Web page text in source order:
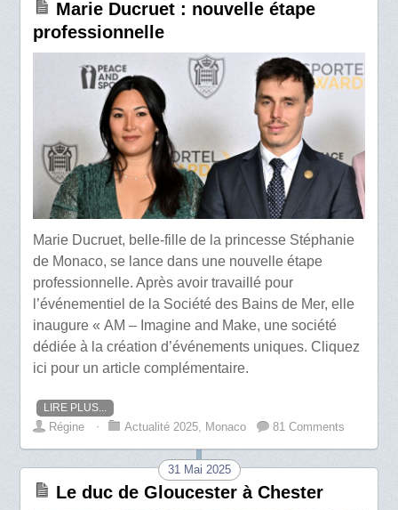
Marie Ducruet : nouvelle étape
professionnelle
Marie Ducruet, belle-fille de la princesse Stéphanie
de Monaco, se lance dans une nouvelle étape
professionnelle. Après avoir travaillé pour
l’événementiel de la Société des Bains de Mer, elle
inaugure « AM – Imagine and Make, une société
dédiée à la création d’événements uniques. Cliquez
ici pour un article complémentaire.
LIRE PLUS...
Régine ⋅ Actualité 2025 Monaco 81 Comments
31 Mai 2025
Le duc de Gloucester à Chester